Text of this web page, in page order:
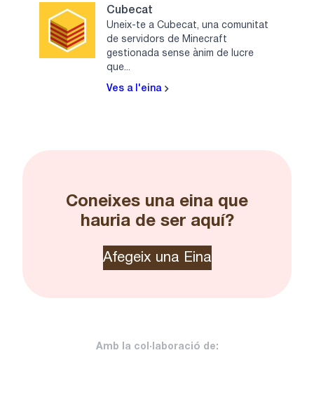
Cubecat
Uneix-te a Cubecat, una comunitat
de servidors de Minecraft
gestionada sense ànim de lucre
que...
Ves a l'eina
Coneixes una eina que
hauria de ser aquí?
Afegeix una Eina
Amb la col·laboració de: